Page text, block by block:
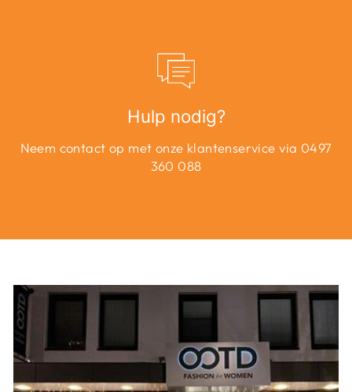
Hulp nodig?
Neem contact op met onze klantenservice via 0497
360 088